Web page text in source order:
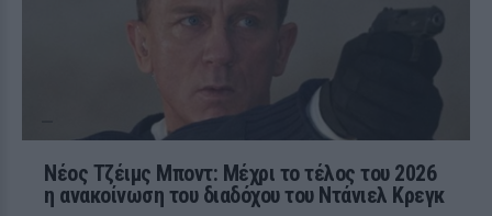
Νέος Τζέιμς Μποντ: Μέχρι το τέλος του 2026
η ανακοίνωση του διαδόχου του Ντάνιελ Κρεγκ